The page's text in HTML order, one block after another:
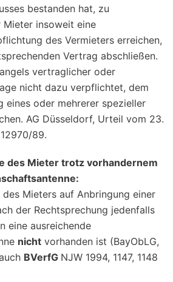
bestanden hat, zu
Mieter insoweit eine
des Vermieters erreichen,
Vertrag abschließen.
vertraglicher oder
nicht dazu verpflichtet, dem
eines oder mehrerer spezieller
AG Düsseldorf, Urteil vom 23.
89.
des Mieter trotz vorhandernem
des Mieters auf Anbringung einer
der Rechtsprechung jedenfalls
eine ausreichende
nicht vorhanden ist (BayObLG,
BVerfG NJW 1994, 1147, 1148